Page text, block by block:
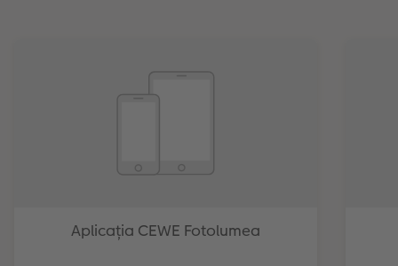
Aplicația CEWE Fotolumea